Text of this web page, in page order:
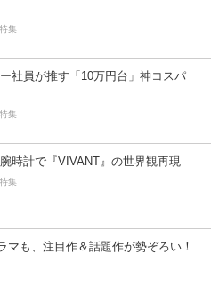
集
ー社員が推す「10万円台」神コスパ
集
腕時計で『VIVANT』の世界観再現
集
マも、注目作＆話題作が勢ぞろい！